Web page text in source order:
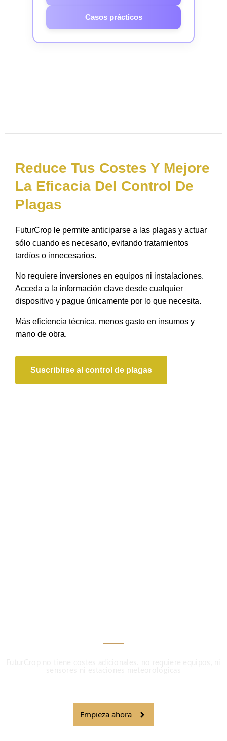
Casos prácticos
Reduce Tus Costes Y Mejore
La Eficacia Del Control De
Plagas
FuturCrop le permite anticiparse a las plagas y actuar
sólo cuando es necesario, evitando tratamientos
tardíos o innecesarios.
No requiere inversiones en equipos ni instalaciones.
Acceda a la información clave desde cualquier
dispositivo y pague únicamente por lo que necesita.
Más eficiencia técnica, menos gasto en insumos y
mano de obra.
Suscribirse al control de plagas
Empieza ahora